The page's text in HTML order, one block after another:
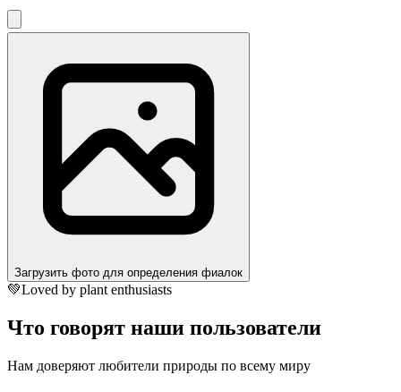
Загрузить фото для определения фиалок
💚Loved by plant enthusiasts
Что говорят наши пользователи
Нам доверяют любители природы по всему миру